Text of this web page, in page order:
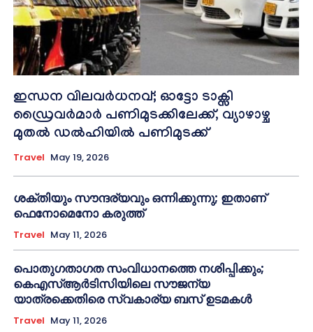
ഇന്ധന വിലവർധനവ്; ഓട്ടോ ടാക്സി
ഡ്രൈവർമാർ പണിമുടക്കിലേക്ക്, വ്യാഴാഴ്ച
മുതൽ ഡൽഹിയിൽ പണിമുടക്ക്
Travel May 19, 2026
ശക്തിയും സൗന്ദര്യവും ഒന്നിക്കുന്നു; ഇതാണ്
ഫെനോമെനോ കരുത്ത്
Travel May 11, 2026
പൊതുഗതാഗത സംവിധാനത്തെ നശിപ്പിക്കും;
കെഎസ്ആർടിസിയിലെ സൗജന്യ
യാത്രക്കെതിരെ സ്വകാര്യ ബസ് ഉടമകൾ
Travel May 11, 2026